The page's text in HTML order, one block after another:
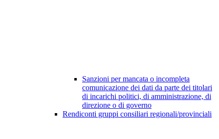
Sanzioni per mancata o incompleta
comunicazione dei dati da parte dei titolari
di incarichi politici, di amministrazione, di
direzione o di governo
Rendiconti gruppi consiliari regionali/provinciali